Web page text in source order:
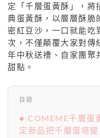
定「千層蛋黃酥」，將
典蛋黃酥，以層層酥脆
密紅豆沙，一口就能吃
次，不僅顛覆大家對傳
年中秋送禮、自家團聚
甜點。
目錄
● COMEME千層蛋
定新品把千層蛋塔